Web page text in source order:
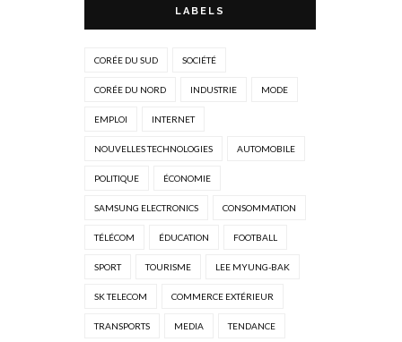
LABELS
CORÉE DU SUD SOCIÉTÉ
CORÉE DU NORD INDUSTRIE MODE
EMPLOI INTERNET
NOUVELLES TECHNOLOGIES AUTOMOBILE
POLITIQUE ÉCONOMIE
SAMSUNG ELECTRONICS CONSOMMATION
TÉLÉCOM ÉDUCATION FOOTBALL
SPORT TOURISME LEE MYUNG-BAK
SK TELECOM COMMERCE EXTÉRIEUR
TRANSPORTS MEDIA TENDANCE